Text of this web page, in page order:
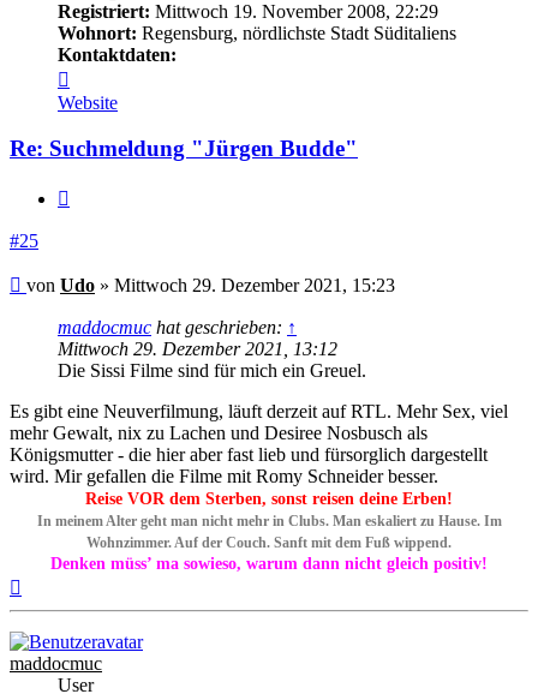
Registriert: Mittwoch 19. November 2008, 22:29
Wohnort: Regensburg, nördlichste Stadt Süditaliens
Kontaktdaten:
von
Udo
Website
Re: Suchmeldung "Jürgen Budde"
#25
Beitrag
von Udo » Mittwoch 29. Dezember 2021, 15:23
maddocmuc hat geschrieben: ↑
Mittwoch 29. Dezember 2021, 13:12
Die Sissi Filme sind für mich ein Greuel.
Es gibt eine Neuverfilmung, läuft derzeit auf RTL. Mehr Sex, viel
mehr Gewalt, nix zu Lachen und Desiree Nosbusch als
Königsmutter - die hier aber fast lieb und fürsorglich dargestellt
wird. Mir gefallen die Filme mit Romy Schneider besser.
Reise VOR dem Sterben, sonst reisen deine Erben!
In meinem Alter geht man nicht mehr in Clubs. Man eskaliert zu Hause. Im
Wohnzimmer. Auf der Couch. Sanft mit dem Fuß wippend.
Denken müss’ ma sowieso, warum dann nicht gleich positiv!
maddocmuc
User